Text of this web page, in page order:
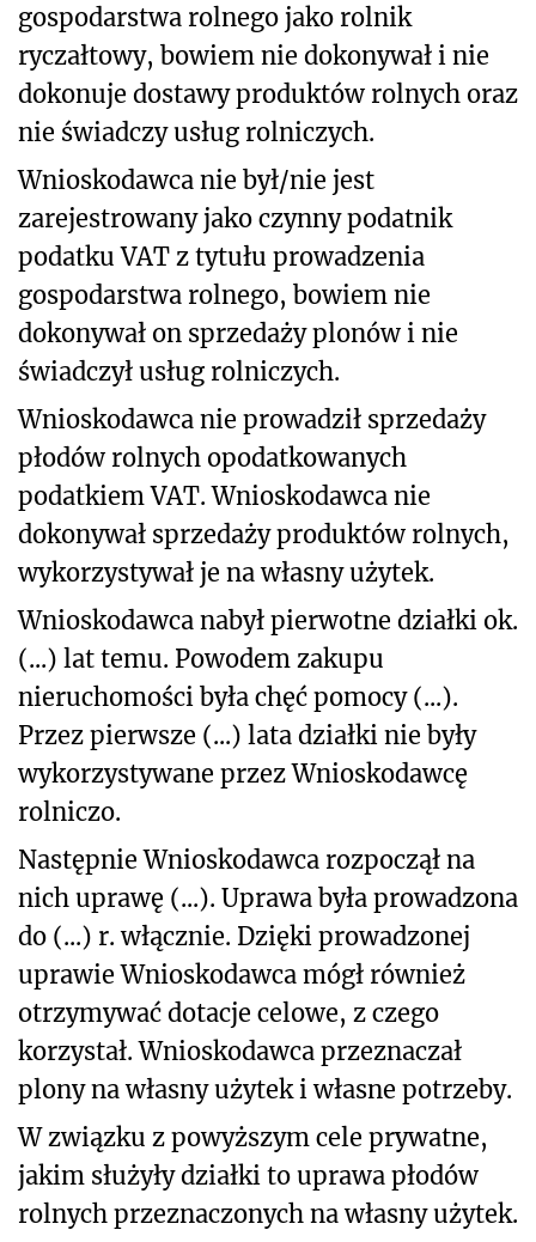
gospodarstwa rolnego jako rolnik
ryczałtowy, bowiem nie dokonywał i nie
dokonuje dostawy produktów rolnych oraz
nie świadczy usług rolniczych.
Wnioskodawca nie był/nie jest
zarejestrowany jako czynny podatnik
podatku VAT z tytułu prowadzenia
gospodarstwa rolnego, bowiem nie
dokonywał on sprzedaży plonów i nie
świadczył usług rolniczych.
Wnioskodawca nie prowadził sprzedaży
płodów rolnych opodatkowanych
podatkiem VAT. Wnioskodawca nie
dokonywał sprzedaży produktów rolnych,
wykorzystywał je na własny użytek.
Wnioskodawca nabył pierwotne działki ok.
(...) lat temu. Powodem zakupu
nieruchomości była chęć pomocy (...).
Przez pierwsze (...) lata działki nie były
wykorzystywane przez Wnioskodawcę
rolniczo.
Następnie Wnioskodawca rozpoczął na
nich uprawę (...). Uprawa była prowadzona
do (...) r. włącznie. Dzięki prowadzonej
uprawie Wnioskodawca mógł również
otrzymywać dotacje celowe, z czego
korzystał. Wnioskodawca przeznaczał
plony na własny użytek i własne potrzeby.
W związku z powyższym cele prywatne,
jakim służyły działki to uprawa płodów
rolnych przeznaczonych na własny użytek.